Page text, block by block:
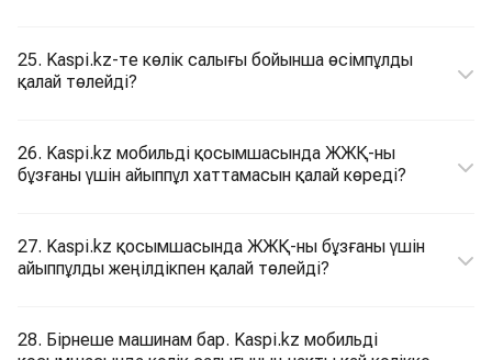
25. Kaspi.kz-те көлік салығы бойынша өсімпұлды
қалай төлейді?
26. Kaspi.kz мобильді қосымшасында ЖЖҚ-ны
бұзғаны үшін айыппұл хаттамасын қалай көреді?
27. Kaspi.kz қосымшасында ЖЖҚ-ны бұзғаны үшін
айыппұлды жеңілдікпен қалай төлейді?
28. Бірнеше машинам бар. Kaspi.kz мобильді